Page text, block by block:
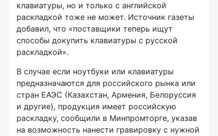
клавиатуры, но и только с английской
раскладкой тоже не может. Источник газеты
добавил, что «поставщики теперь ищут
способы докупить клавиатуры с русской
раскладкой».
В случае если ноутбуки или клавиатуры
предназначаются для российского рынка или
стран ЕАЭС (Казахстан, Армения, Белоруссия
и другие), продукция имеет российскую
раскладку, сообщили в Минпромторге, указав
на возможность нанести гравировку с нужной